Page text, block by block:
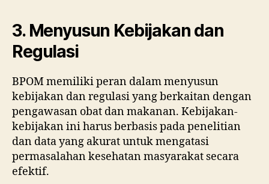
3. Menyusun Kebijakan dan
Regulasi
BPOM memiliki peran dalam menyusun
kebijakan dan regulasi yang berkaitan dengan
pengawasan obat dan makanan. Kebijakan-
kebijakan ini harus berbasis pada penelitian
dan data yang akurat untuk mengatasi
permasalahan kesehatan masyarakat secara
efektif.